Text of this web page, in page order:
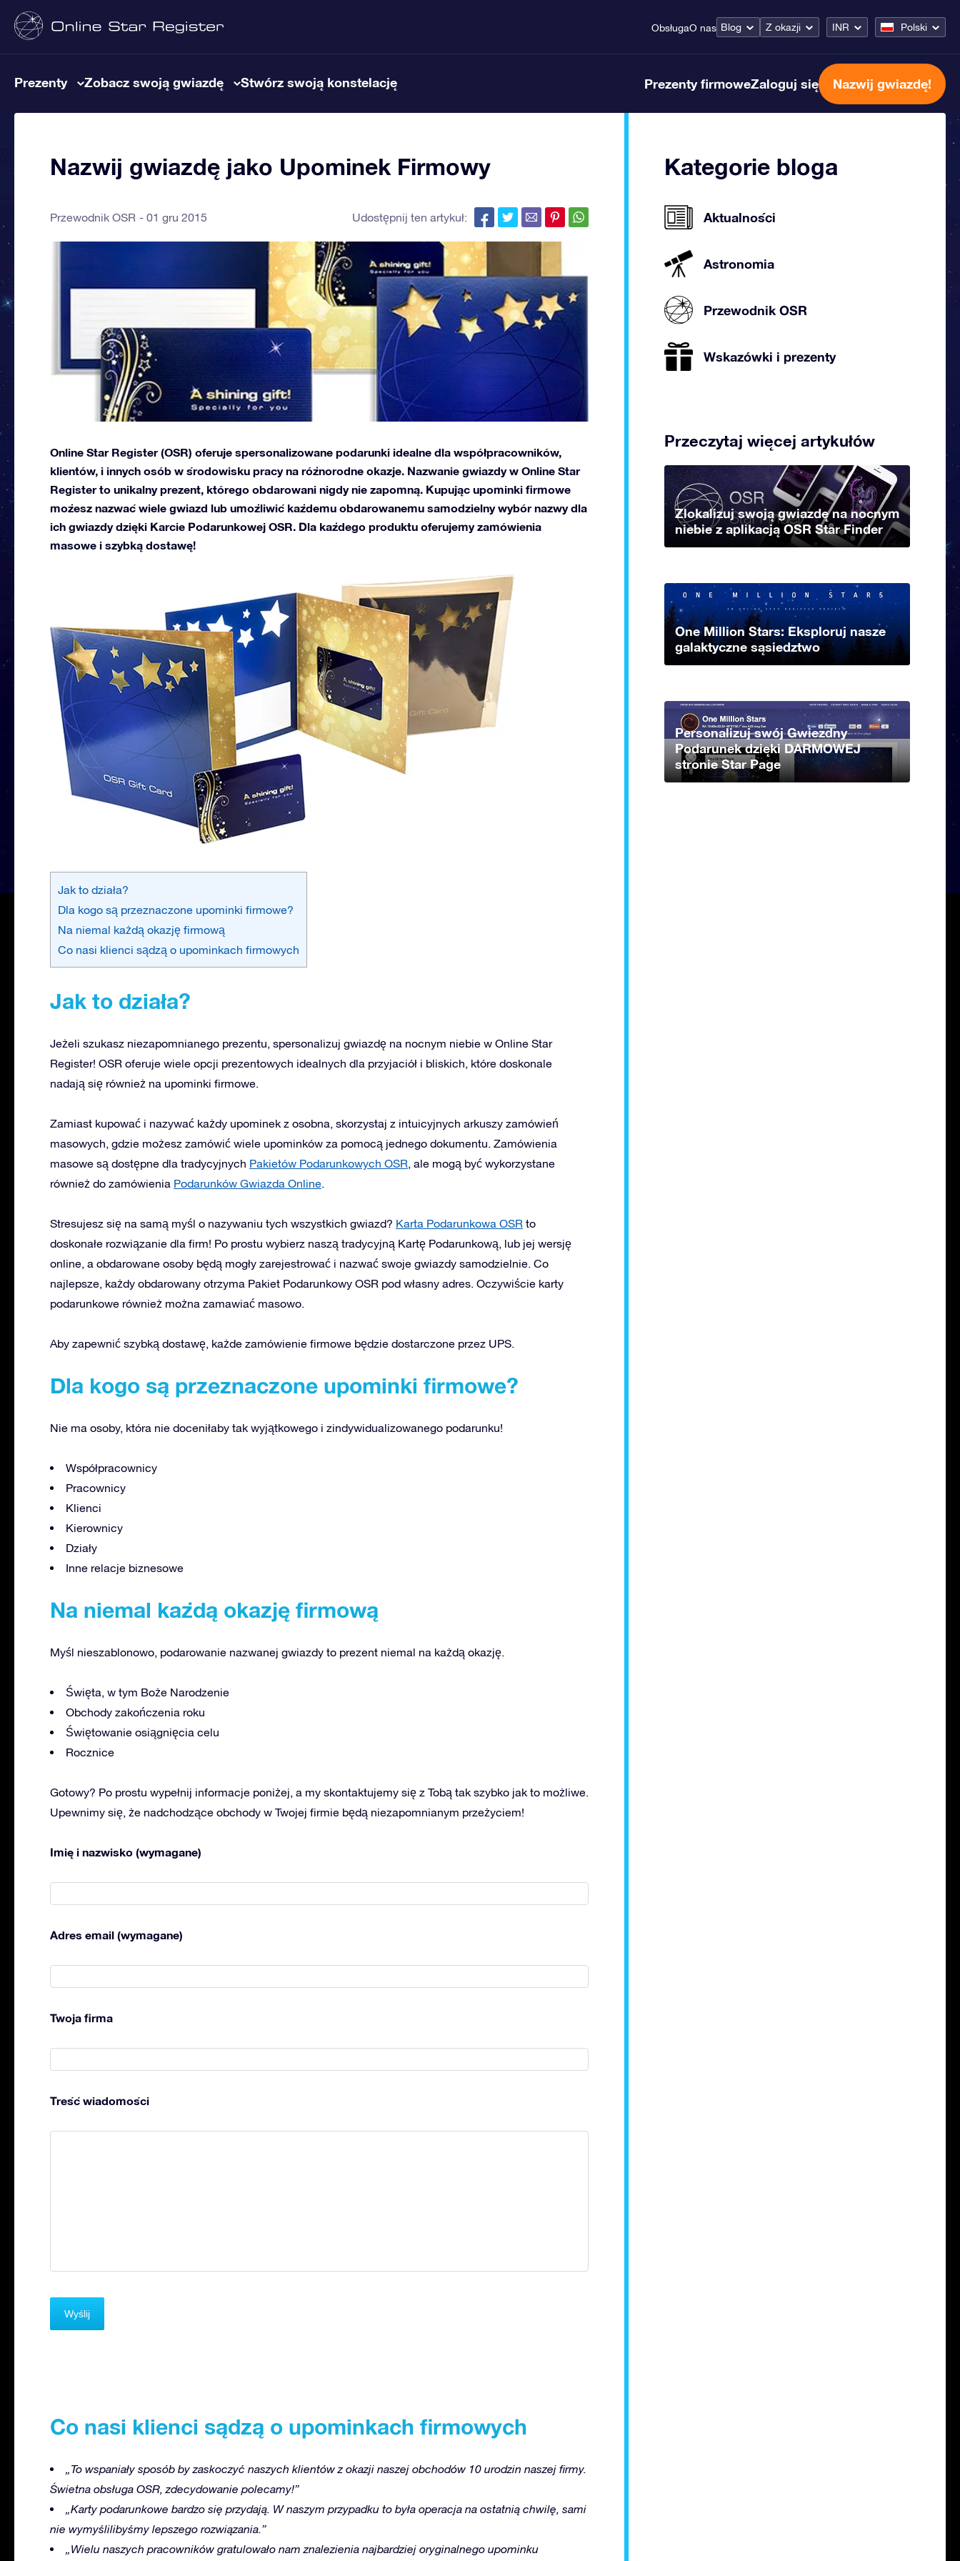
ObsługaO nas Blog Z okazji INR Polski
Prezenty Zobacz swoją gwiazdę Stwórz swoją konstelację Prezenty firmoweZaloguj się Nazwij gwiazdę!
Nazwij gwiazdę jako Upominek Firmowy
Przewodnik OSR 01 gru 2015 Udostępnij ten artykuł:
Online Star Register (OSR) oferuje spersonalizowane podarunki idealne dla współpracowników,
klientów, i innych osób w środowisku pracy na różnorodne okazje. Nazwanie gwiazdy w Online Star
Register to unikalny prezent, którego obdarowani nigdy nie zapomną. Kupując upominki firmowe
możesz nazwać wiele gwiazd lub umożliwić każdemu obdarowanemu samodzielny wybór nazwy dla
ich gwiazdy dzięki Karcie Podarunkowej OSR. Dla każdego produktu oferujemy zamówienia
masowe i szybką dostawę!
Jak to działa?
Dla kogo są przeznaczone upominki firmowe?
Na niemal każdą okazję firmową
Co nasi klienci sądzą o upominkach firmowych
Jak to działa?
Jeżeli szukasz niezapomnianego prezentu, spersonalizuj gwiazdę na nocnym niebie w Online Star
Register! OSR oferuje wiele opcji prezentowych idealnych dla przyjaciół i bliskich, które doskonale
nadają się również na upominki firmowe.
Zamiast kupować i nazywać każdy upominek z osobna, skorzystaj z intuicyjnych arkuszy zamówień
masowych, gdzie możesz zamówić wiele upominków za pomocą jednego dokumentu. Zamówienia
masowe są dostępne dla tradycyjnych Pakietów Podarunkowych OSR, ale mogą być wykorzystane
również do zamówienia Podarunków Gwiazda Online.
Stresujesz się na samą myśl o nazywaniu tych wszystkich gwiazd? Karta Podarunkowa OSR to
doskonałe rozwiązanie dla firm! Po prostu wybierz naszą tradycyjną Kartę Podarunkową, lub jej wersję
online, a obdarowane osoby będą mogły zarejestrować i nazwać swoje gwiazdy samodzielnie. Co
najlepsze, każdy obdarowany otrzyma Pakiet Podarunkowy OSR pod własny adres. Oczywiście karty
podarunkowe również można zamawiać masowo.
Aby zapewnić szybką dostawę, każde zamówienie firmowe będzie dostarczone przez UPS.
Dla kogo są przeznaczone upominki firmowe?
Nie ma osoby, która nie doceniłaby tak wyjątkowego i zindywidualizowanego podarunku!
Współpracownicy
Pracownicy
Klienci
Kierownicy
Działy
Inne relacje biznesowe
Na niemal każdą okazję firmową
Myśl nieszablonowo, podarowanie nazwanej gwiazdy to prezent niemal na każdą okazję.
Święta, w tym Boże Narodzenie
Obchody zakończenia roku
Świętowanie osiągnięcia celu
Rocznice
Gotowy? Po prostu wypełnij informacje poniżej, a my skontaktujemy się z Tobą tak szybko jak to możliwe.
Upewnimy się, że nadchodzące obchody w Twojej firmie będą niezapomnianym przeżyciem!
Imię i nazwisko (wymagane)
Adres email (wymagane)
Twoja firma
Treść wiadomości
Co nasi klienci sądzą o upominkach firmowych
„To wspaniały sposób by zaskoczyć naszych klientów z okazji naszej obchodów 10 urodzin naszej firmy.
Świetna obsługa OSR, zdecydowanie polecamy!”
„Karty podarunkowe bardzo się przydają. W naszym przypadku to była operacja na ostatnią chwilę, sami
nie wymyślilibyśmy lepszego rozwiązania.”
„Wielu naszych pracowników gratulowało nam znalezienia najbardziej oryginalnego upominku
Kategorie bloga
Aktualności
Astronomia
Przewodnik OSR
Wskazówki i prezenty
Przeczytaj więcej artykułów
Zlokalizuj swoją gwiazdę na nocnym
niebie z aplikacją OSR Star Finder
One Million Stars: Eksploruj nasze
galaktyczne sąsiedztwo
Personalizuj swój Gwiezdny
Podarunek dzięki DARMOWEJ
stronie Star Page